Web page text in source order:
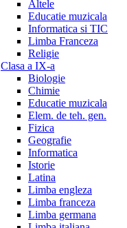
Altele
Educatie muzicala
Informatica si TIC
Limba Franceza
Religie
Clasa a IX-a
Biologie
Chimie
Educatie muzicala
Elem. de teh. gen.
Fizica
Geografie
Informatica
Istorie
Latina
Limba engleza
Limba franceza
Limba germana